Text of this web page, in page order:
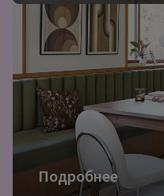
Подробнее
Подробнее